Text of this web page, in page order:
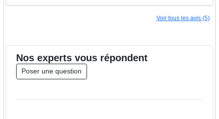
Voir tous les avis (5)
Nos expertsvous répondent
Poser une question